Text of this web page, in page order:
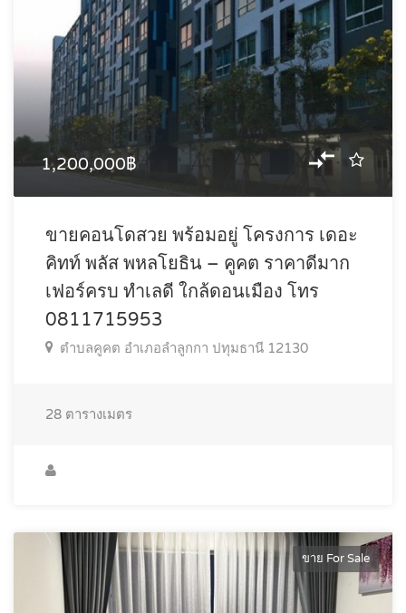
1,200,000฿
ขายคอนโดสวย พร้อมอยู่ โครงการ เดอะ
คิทท์ พลัส พหลโยธิน – คูคต ราคาดีมาก
เฟอร์ครบ ทำเลดี ใกล้ดอนเมือง โทร
0811715953
ตำบลคูคต อำเภอลำลูกกา ปทุมธานี 12130
28 ตารางเมตร
ขาย For Sale